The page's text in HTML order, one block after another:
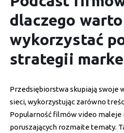
dlaczego warto
wykorzystać
strategii
Przedsiębiorstwa skupiają swoje
sieci, wykorzystując zarówno
Popularność filmów video maleje
poruszających rozmaite tematy.